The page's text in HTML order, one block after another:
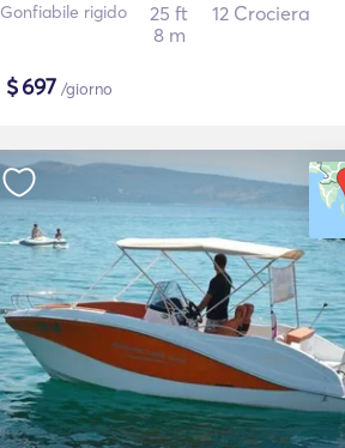
Gonfiabile rigido
25 ft
8 m
12 Crociera
$697 /giorno